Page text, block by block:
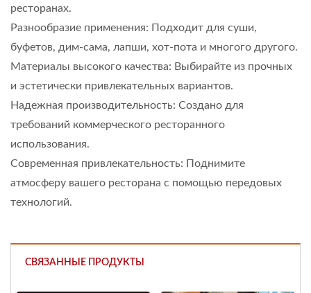
ресторанах.
Разнообразие применения: Подходит для суши,
буфетов, дим-сама, лапши, хот-пота и многого другого.
Материалы высокого качества: Выбирайте из прочных
и эстетически привлекательных вариантов.
Надежная производительность: Создано для
требований коммерческого ресторанного
использования.
Современная привлекательность: Поднимите
атмосферу вашего ресторана с помощью передовых
технологий.
СВЯЗАННЫЕ ПРОДУКТЫ